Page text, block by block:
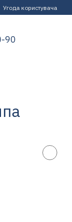
Угода користувача
90